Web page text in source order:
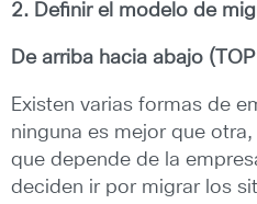
2. Definir el modelo de
De arriba hacia abajo
Existen varias formas de
ninguna es mejor que
que depende de la
deciden ir por migrar los